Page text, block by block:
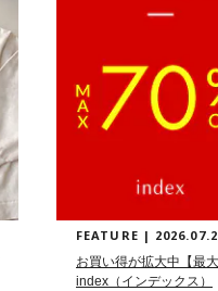
FEATURE |
お買い得が拡大中【最
index（インデックス）